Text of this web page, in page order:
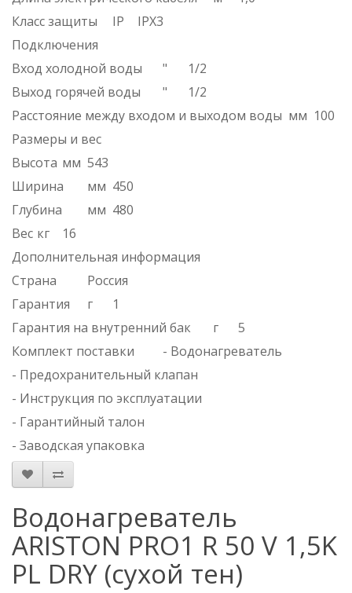
Класс защиты
IP
IPX3
Подключения
Вход холодной воды
"
1/2
Выход горячей воды
"
1/2
Расстояние между входом и выходом воды мм 100
Размеры и вес
Высота мм 543
Ширина
мм 450
Глубина
мм 480
Вес кг
16
Дополнительная информация
Страна
Россия
Гарантия
г
1
Гарантия на внутренний бак
г
5
Комплект поставки
- Водонагреватель
- Предохранительный клапан
- Инструкция по эксплуатации
- Гарантийный талон
- Заводская упаковка
Водонагреватель
ARISTON PRO1 R 50 V 1,5K
PL DRY (сухой тен)